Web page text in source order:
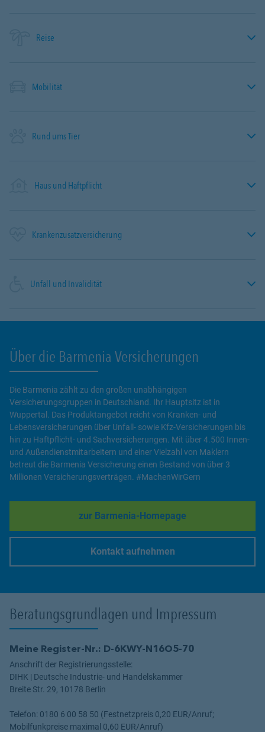
Reise
Mobilität
Rund ums Tier
Haus und Haftpflicht
Krankenzusatzversicherung
Unfall und Invalidität
Über die Barmenia Versicherungen
Die Barmenia zählt zu den großen unabhängigen
Versicherungsgruppen in Deutschland. Ihr Hauptsitz ist in
Wuppertal. Das Produktangebot reicht von Kranken- und
Lebensversicherungen über Unfall- sowie Kfz-Versicherungen bis
hin zu Haftpflicht- und Sachversicherungen. Mit über 4.500 Innen-
und Außendienstmitarbeitern und einer Vielzahl von Maklern
betreut die Barmenia Versicherung einen Bestand von über 3
Millionen Versicherungsverträgen. #MachenWirGern
zur Barmenia-Homepage
Link Opens in New Tab
Kontakt aufnehmen
Beratungsgrundlagen und Impressum
Meine Register-Nr.: D-6KWY-N16O5-70
Anschrift der Registrierungsstelle:
DIHK | Deutsche Industrie- und Handelskammer
Breite Str. 29, 10178 Berlin
Telefon: 0180 6 00 58 50 (Festnetzpreis 0,20 EUR/Anruf;
Mobilfunkpreise maximal 0,60 EUR/Anruf)